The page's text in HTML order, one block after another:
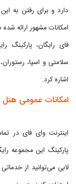
دارد و برای رفتن به
امکانات مشهور ارائه
فای رایگان، پارکینگ
سلامتی و اسپا،
اشاره کرد.
امکانات عمومی هتل
اینترنت وای فای در
پارکینگ این مجموعه